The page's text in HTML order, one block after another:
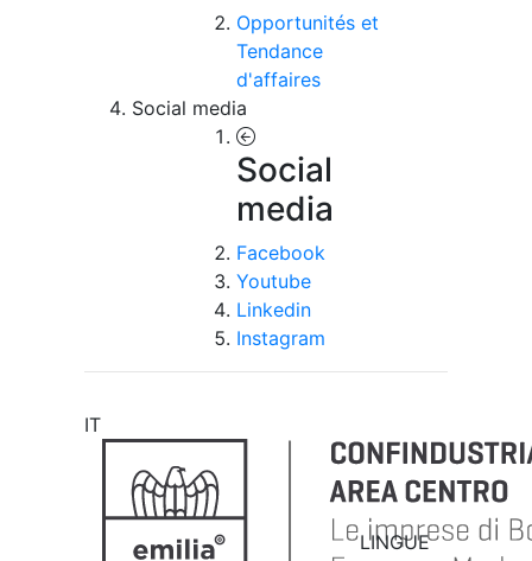
Opportunités et
Tendance
d'affaires
Social media
Social
media
Facebook
Youtube
Linkedin
Instagram
IT
LINGUE